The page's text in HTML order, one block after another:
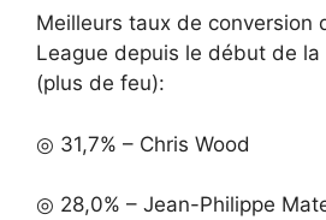
Meilleurs taux de conversion
League depuis le début de la
(plus de feu):
◎ 31,7% – Chris Wood
◎ 28,0% – Jean-Philippe